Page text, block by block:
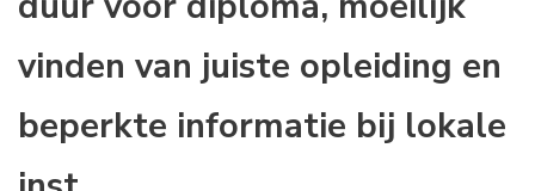
vinden van juiste opleiding en
beperkte informatie bij lokale